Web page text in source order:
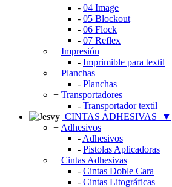
- 04 Image
- 05 Blockout
- 06 Flock
- 07 Reflex
+ Impresión
- Imprimible para textil
+ Planchas
- Planchas
+ Transportadores
- Transportador textil
CINTAS ADHESIVAS
▼
+ Adhesivos
- Adhesivos
- Pistolas Aplicadoras
+ Cintas Adhesivas
- Cintas Doble Cara
- Cintas Litográficas